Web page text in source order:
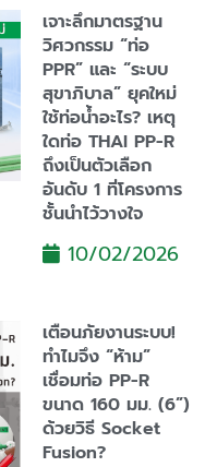
เจาะลึกมาตรฐาน
วิศวกรรม “ท่อ
PPR” และ “ระบบ
สุขาภิบาล” ยุคใหม่
ใช้ท่อน้ำอะไร? เหตุ
ใดท่อ THAI PP-R
ถึงเป็นตัวเลือก
อันดับ 1 ที่โครงการ
ชั้นนำไว้วางใจ
10/02/2026
เตือนภัยงานระบบ!
ทำไมจึง “ห้าม”
เชื่อมท่อ PP-R
ขนาด 160 มม. (6”)
ด้วยวิธี Socket
Fusion?